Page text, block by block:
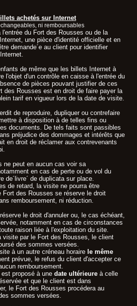
achetés sur Internet
ni remboursables.
du Fort des Rousses ou de la
une pièce d'identité officielle et en
demande´e au client pour identifier
de même que les billets Internet à
l'objet d'un contrôle en caisse à l'entrée du
de pièces pouvant justifier de ces
des Rousses est en droit de faire payer la
tarif en vigueur lors de la date de visite.
de reproduire, dupliquer ou contrefaire
à disposition à de telles fins ou
documents. De tels faits sont passibles
préjudice des dommages et intérêts que
en droit de réclamer aux contrevenants
ne peut en aucun cas voir sa
en cas de perte ou de vol du
de´livre´ de duplicata sur place.
de retard, la visite ne pourra être
des Rousses se réserve le droit
remboursement, ni réduction.
le droit d'annuler ou, le cas échéant,
notamment en cas de circonstances
raison liée à l'exploitation du site.
visite par le Fort des Rousses, le client
des sommes versées.
à un autre créneau horaire le même
prévue, le refus du client d'accepter ce
remboursement.
proposé à une date ultérieureà celle
et que le client est dans
le Fort des Rousses procédera au
sommes versées.